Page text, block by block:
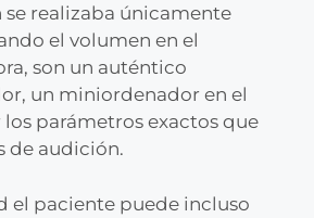
se realizaba únicamente
el volumen en el
son un auténtico
un miniordenador en el
parámetros exactos que
de audición.
el paciente puede incluso